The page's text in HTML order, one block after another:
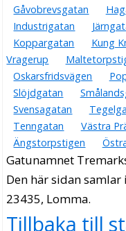
Gåvobrevsgatan
Industrigatan
Koppargatan
Kung
Vragerup
Oskarsfridsvägen
Slöjdgatan
Svensagatan
Tenngatan
Västra
Ängstorpstigen
Gatunamnet
Den här sidan
23435, Lomma.
Tillbaka till